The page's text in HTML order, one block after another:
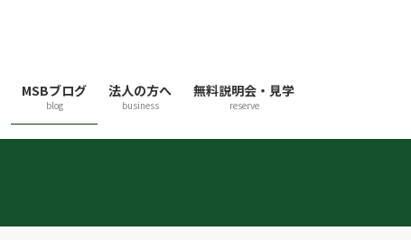
MSBブログ
blog
法人の方へ
business
無料説明会・見学
reserve